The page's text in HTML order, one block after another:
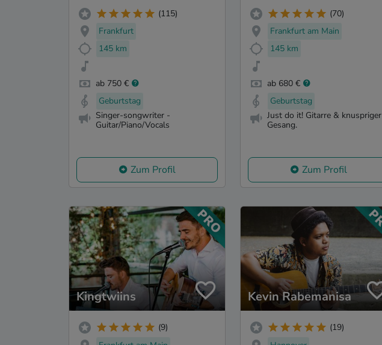
(115)
Frankfurt
145 km
ab 750 €
Geburtstag
Singer-songwriter -
Guitar/Piano/Vocals
Zum Profil
(70)
Frankfurt am Main
145 km
ab 680 €
Geburtstag
Just do it! Gitarre & knuspriger
Gesang.
Zum Profil
Kingtwiins
(9)
Kevin Rabemanisa
(19)